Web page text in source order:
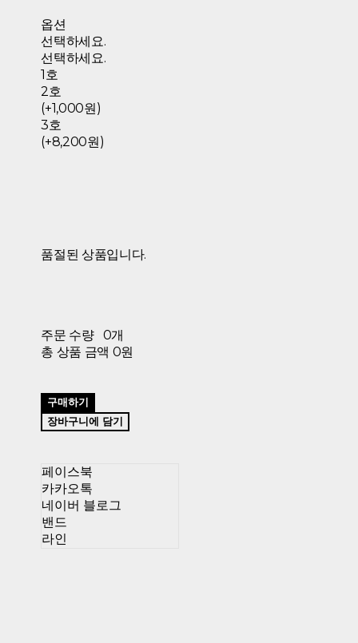
옵션
선택하세요.
선택하세요.
1호
2호
(+1,000원)
3호
(+8,200원)
품절된 상품입니다.
주문 수량
0개
총 상품 금액 0원
구매하기
장바구니에 담기
페이스북
카카오톡
네이버 블로그
밴드
라인